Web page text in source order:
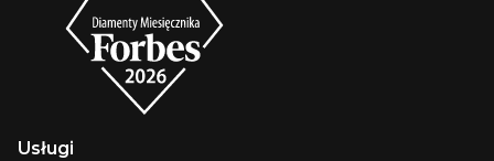
Usługi